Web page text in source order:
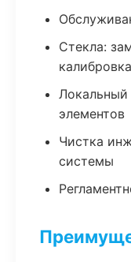
Стекла:
Локальный
элементов
Чистка
системы